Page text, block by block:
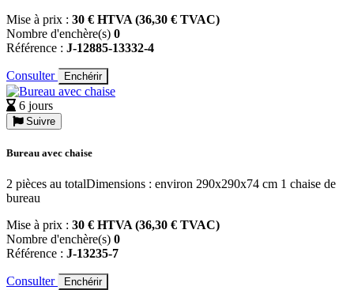
Mise à prix : 30 € HTVA (36,30 € TVAC)
Nombre d'enchère(s) 0
Référence : J-12885-13332-4
Consulter Enchérir
6 jours
Suivre
Bureau avec chaise
2 pièces au totalDimensions : environ 290x290x74 cm 1 chaise de
bureau
Mise à prix : 30 € HTVA (36,30 € TVAC)
Nombre d'enchère(s) 0
Référence : J-13235-7
Consulter Enchérir